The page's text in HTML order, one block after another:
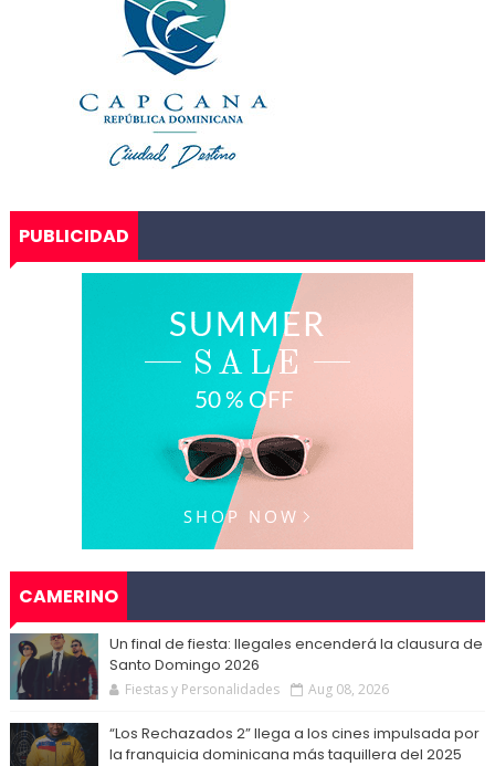
PUBLICIDAD
CAMERINO
Un final de fiesta: Ilegales encenderá la clausura de
Santo Domingo 2026
Fiestas y Personalidades Aug 08, 2026
“Los Rechazados 2” llega a los cines impulsada por
la franquicia dominicana más taquillera del 2025